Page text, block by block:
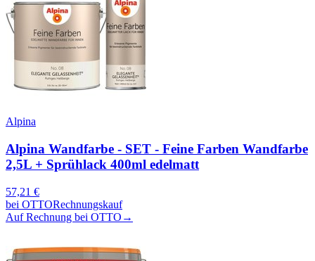
Alpina
Alpina Wandfarbe - SET - Feine Farben Wandfarbe
2,5L + Sprühlack 400ml edelmatt
57,21 €
bei OTTORechnungskauf
Auf Rechnung bei OTTO →